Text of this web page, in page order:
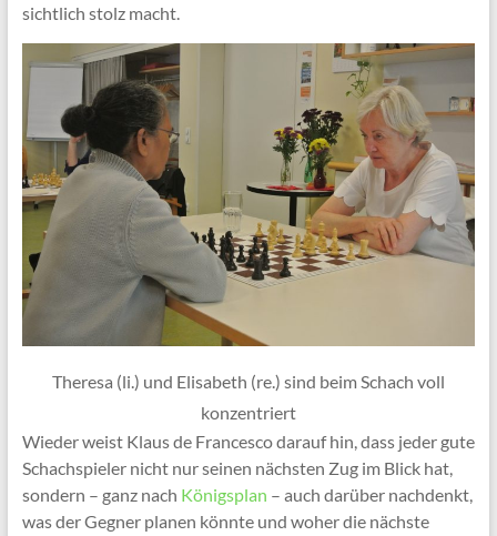
sichtlich stolz macht.
Theresa (li.) und Elisabeth (re.) sind beim Schach voll
konzentriert
Wieder weist Klaus de Francesco darauf hin, dass jeder gute
Schachspieler nicht nur seinen nächsten Zug im Blick hat,
sondern – ganz nach Königsplan – auch darüber nachdenkt,
was der Gegner planen könnte und woher die nächste